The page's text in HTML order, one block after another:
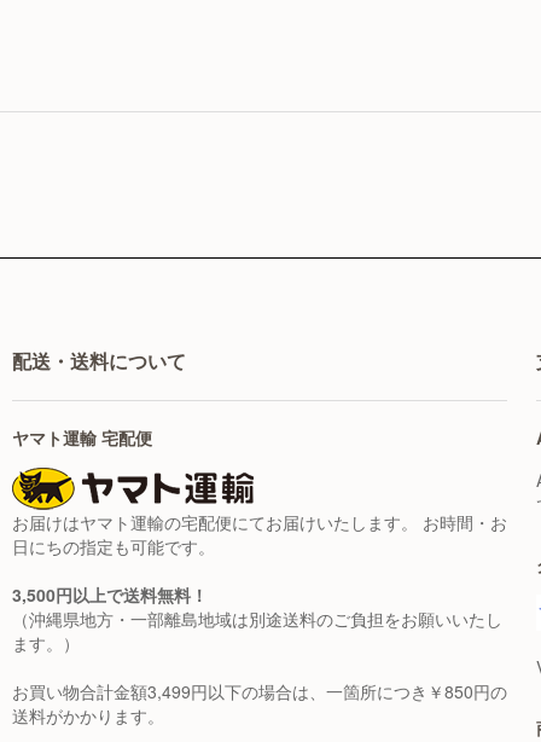
配送・送料について
ヤマト運輸 宅配便
お届けはヤマト運輸の宅配便にてお届けいたします。 お時間・お
日にちの指定も可能です。
3,500円以上で送料無料！
（沖縄県地方・一部離島地域は別途送料のご負担をお願いいたし
ます。）
お買い物合計金額3,499円以下の場合は、一箇所につき￥850円の
送料がかかります。